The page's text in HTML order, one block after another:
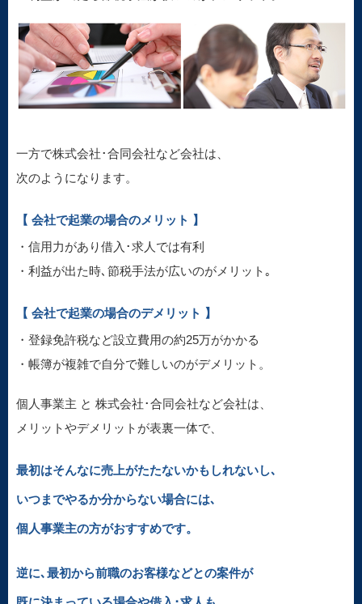
一方で株式会社･合同会社など会社は、
次のようになります。
【 会社で起業の場合のメリット 】
・信用力があり借入･求人では有利
・利益が出た時､節税手法が広いのがメリット｡
【 会社で起業の場合のデメリット 】
・登録免許税など設立費用の約25万がかかる
・帳簿が複雑で自分で難しいのがデメリット。
個人事業主 と 株式会社･合同会社など会社は、
メリットやデメリットが表裏一体で、
最初はそんなに売上がたたないかもしれないし､
いつまでやるか分からない場合には､
個人事業主の方がおすすめです。
逆に､最初から前職のお客様などとの案件が